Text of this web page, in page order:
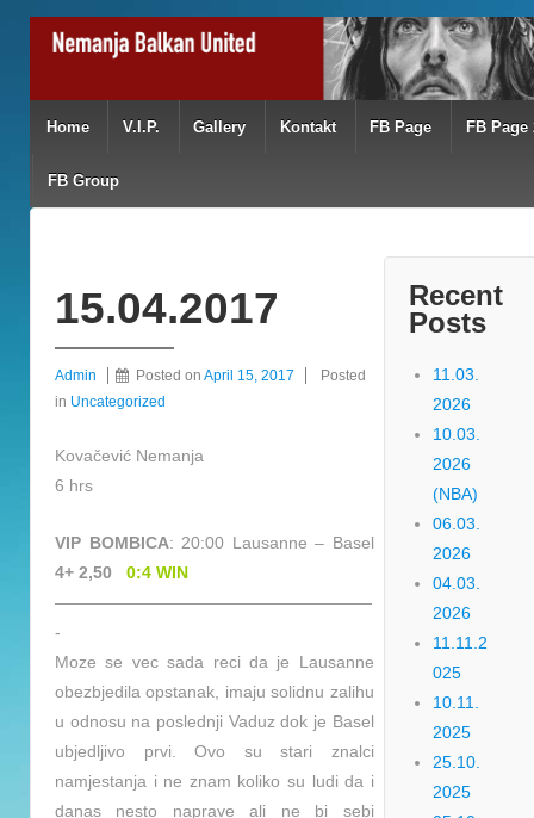
Home V.I.P. Gallery Kontakt FB Page FB Page
FB Group
15.04.2017
Admin Posted on April 15, 2017
Posted
in Uncategorized
Kovačević Nemanja
6 hrs
VIP BOMBICA: 20:00 Lausanne – Basel
4+ 2,50
0:4 WIN
———————————————————
-
Moze se vec sada reci da je Lausanne
obezbjedila opstanak, imaju solidnu zalihu
u odnosu na poslednji Vaduz dok je Basel
ubjedljivo prvi. Ovo su stari znalci
namjestanja i ne znam koliko su ludi da i
danas nesto naprave ali ne bi sebi
Recent
Posts
11.03.
2026
10.03.
2026
(NBA)
06.03.
2026
04.03.
2026
11.11.2
025
10.11.
2025
25.10.
2025